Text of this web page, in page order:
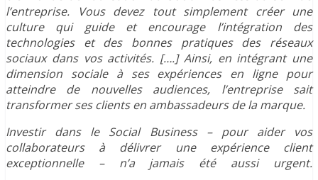
l’entreprise.
Vous devez tout simplement créer une
culture qui guide et encourage l’intégration des
technologies et des bonnes pratiques des réseaux
sociaux dans vos activités. [….] Ainsi, en intégrant une
dimension sociale à ses expériences en ligne pour
atteindre de nouvelles audiences, l’entreprise sait
transformer ses clients en ambassadeurs de la marque.
Investir dans le
Social Business
– pour aider vos
collaborateurs à délivrer
une expérience client
exceptionnelle – n’a jamais été aussi urgent.